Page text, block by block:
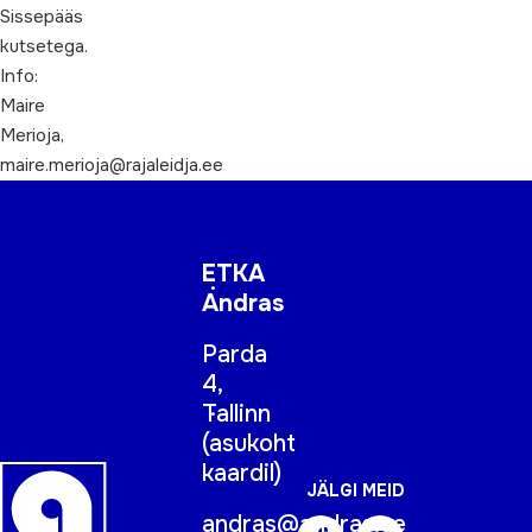
Sissepääs
kutsetega.
Info:
Maire
Merioja,
maire.merioja@rajaleidja.ee
ETKA
Andras
Parda
4,
Tallinn
(asukoht
kaardil)
andras@andras.ee
JÄLGI MEID